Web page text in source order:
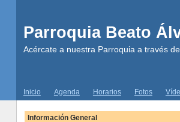
Parroquia Beato
Acércate a nuestra Parroquia a través
Inicio Agenda Horarios Fotos
Información General